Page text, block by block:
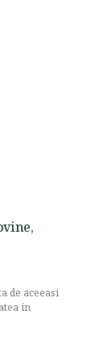
de aceeasi
in